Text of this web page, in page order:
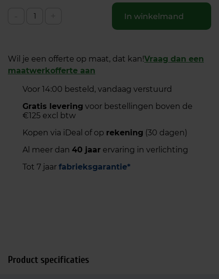
In winkelmand
Wil je een offerte op maat, dat kan!Vraag dan een
maatwerkofferte aan
Voor 14:00 besteld, vandaag verstuurd
Gratis levering voor bestellingen boven de
€125 excl btw
Kopen via iDeal of op rekening (30 dagen)
Al meer dan 40 jaar ervaring in verlichting
Tot 7 jaar fabrieksgarantie*
Product specificaties